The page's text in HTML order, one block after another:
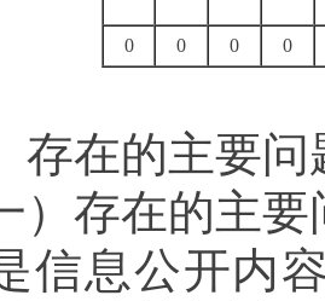
0 0 0 0
在的主要问
存在的主要
息公开内容